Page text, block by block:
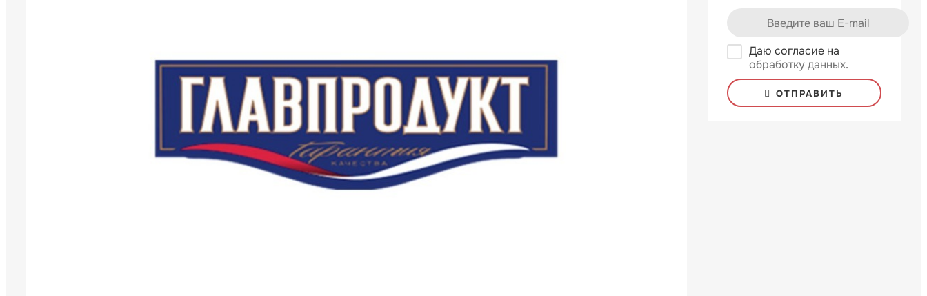
Даю согласие на
обработку данных.
ОТПРАВИТЬ